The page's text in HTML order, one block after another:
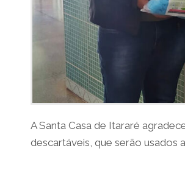
A Santa Casa de Itararé
descartáveis, que serão usados